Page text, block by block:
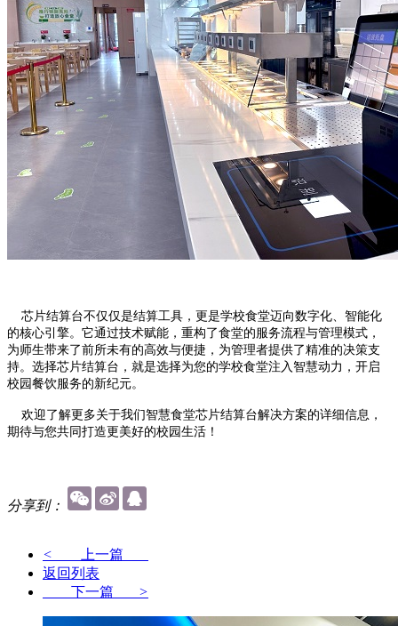
芯片结算台不仅仅是结算工具，更是学校食堂迈向数字化、智能化
的核心引擎。它通过技术赋能，重构了食堂的服务流程与管理模式，
为师生带来了前所未有的高效与便捷，为管理者提供了精准的决策支
持。选择芯片结算台，就是选择为您的学校食堂注入智慧动力，开启
校园餐饮服务的新纪元。
欢迎了解更多关于我们智慧食堂芯片结算台解决方案的详细信息，
期待与您共同打造更美好的校园生活！
分享到：
< 上一篇
返回列表
下一篇 >